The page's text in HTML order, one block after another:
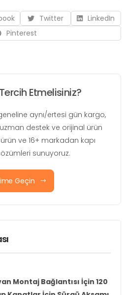
Twitter
LinkedIn
Pinterest
Etmelisiniz?
aynı/ertesi gün kargo,
destek ve orijinal ürün
ve 16+ markadan kapı
sunuyoruz.
Geçin
Montaj Bağlantısı İçin 120